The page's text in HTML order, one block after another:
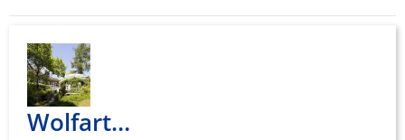
WolfartKlinik